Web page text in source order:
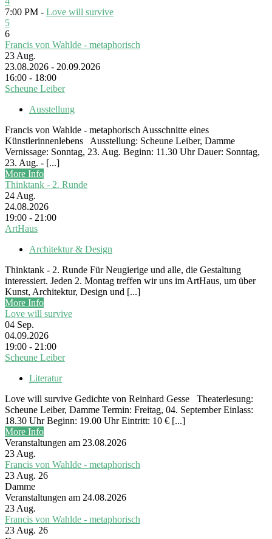
7:00 PM - Love will survive
5
6
Francis von Wahlde - metaphorisch
23 Aug.
23.08.2026 - 20.09.2026
16:00 - 18:00
Scheune Leiber
Ausstellung
Francis von Wahlde - metaphorisch Ausschnitte eines
Künstlerinnenlebens Ausstellung: Scheune Leiber, Damme
Vernissage: Sonntag, 23. Aug. Beginn: 11.30 Uhr Dauer: Sonntag,
23. Aug. - [...]
More Info
Thinktank - 2. Runde
24 Aug.
24.08.2026
19:00 - 21:00
ArtHaus
Architektur & Design
Thinktank - 2. Runde Für Neugierige und alle, die Gestaltung
interessiert. Jeden 2. Montag treffen wir uns im ArtHaus, um über
Kunst, Architektur, Design und [...]
More Info
Love will survive
04 Sep.
04.09.2026
19:00 - 21:00
Scheune Leiber
Literatur
Love will survive Gedichte von Reinhard Gesse Theaterlesung:
Scheune Leiber, Damme Termin: Freitag, 04. September Einlass:
18.30 Uhr Beginn: 19.00 Uhr Eintritt: 10 € [...]
More Info
Veranstaltungen am 23.08.2026
23 Aug.
Francis von Wahlde - metaphorisch
23 Aug. 26
Damme
Veranstaltungen am 24.08.2026
23 Aug.
Francis von Wahlde - metaphorisch
23 Aug. 26